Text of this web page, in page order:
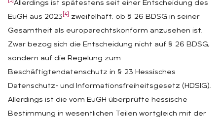
Allerdings ist spätestens seit einer Entscheidung des
EuGH aus 2023 [4]
zweifelhaft, ob § 26 BDSG in seiner
Gesamtheit als europarechtskonform anzusehen ist.
Zwar bezog sich die Entscheidung nicht auf § 26 BDSG,
sondern auf die Regelung zum
Beschäftigtendatenschutz in § 23 Hessisches
Datenschutz- und Informationsfreiheitsgesetz (HDSIG).
Allerdings ist die vom EuGH überprüfte hessische
Bestimmung in wesentlichen Teilen wortgleich mit der